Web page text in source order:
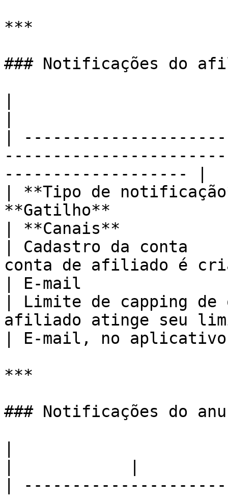
***
### Notificações do
|
------------------- |
| **Tipo de
**Gatilho**
| **Canais**
| Cadastro da
conta de afiliado é
| E-mail
| Limite de capping de
afiliado atinge seu
| E-mail, no
***
### Notificações do
|